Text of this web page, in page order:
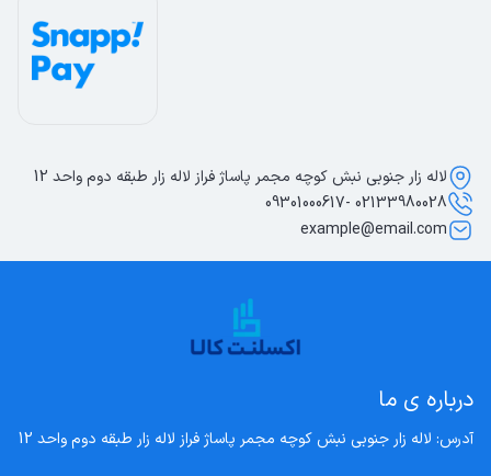
درباره ی ما
آدرس: لاله زار جنوبی نبش کوچه مجمر پاساژ فراز لاله زار طبقه دوم واحد 12
لاله زار جنوبی نبش کوچه مجمر پاساژ فراز لاله زار طبقه دوم واحد 12
02133980028 -09301000617
example@email.com